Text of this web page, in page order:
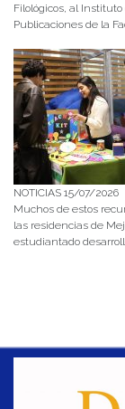
Filológicos, al
Publicaciones de la
NOTICIAS 15/07/2026
Muchos de estos
las residencias de
estudiantado